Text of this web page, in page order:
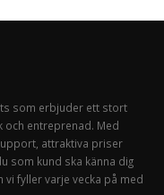
som erbjuder ett stort
entreprenad. Med
attraktiva priser
som kund ska känna dig
fyller varje vecka på med